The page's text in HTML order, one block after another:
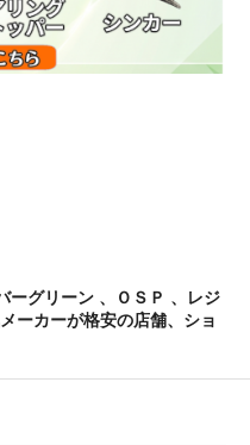
ーグリーン 、ＯＳＰ 、レジ
ーカーが格安の店舗、ショ